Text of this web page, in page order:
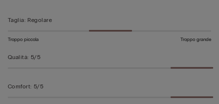
Taglia: Regolare
Troppo piccola Troppo grande
Qualità: 5/5
Comfort: 5/5